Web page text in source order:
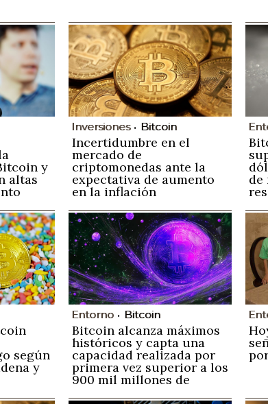
y
altas
Inversiones Bitcoin
Incertidumbre en el
mercado de
criptomonedas ante la
expectativa de aumento
en la inflación
de
según
y
Entorno Bitcoin
Bitcoin alcanza máximos
históricos y capta una
capacidad realizada por
primera vez superior a los
900 mil millones de